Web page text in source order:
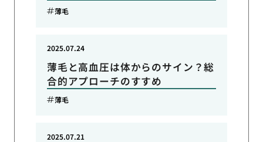
薄毛
薄毛と高血圧は体からのサイン？総
合的アプローチのすすめ
2025.07.24
薄毛
2025.07.21